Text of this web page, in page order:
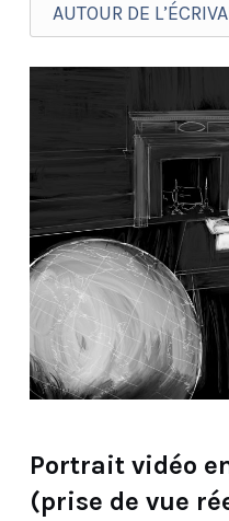
AUTOUR DE
Portrait vidéo
(prise de vue